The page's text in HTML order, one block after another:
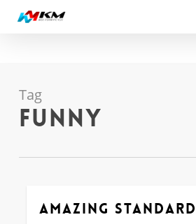
Tag
Funny
Amazing